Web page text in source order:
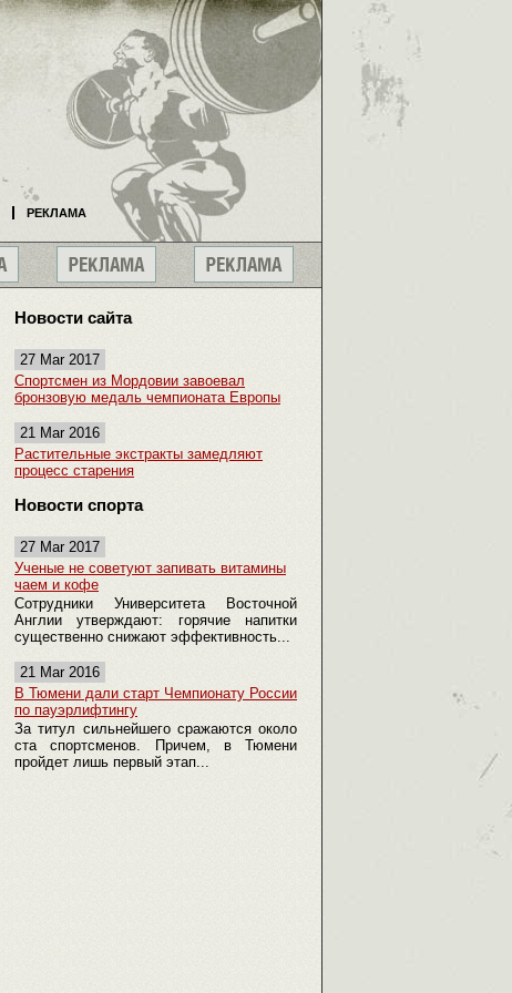
Новости сайта
27 Mar 2017
Спортсмен из Мордовии завоевал
бронзовую медаль чемпионата Европы
21 Mar 2016
Растительные экстракты замедляют
процесс старения
Новости спорта
27 Mar 2017
Ученые не советуют запивать витамины
чаем и кофе
Сотрудники Университета Восточной
Англии утверждают: горячие напитки
существенно снижают эффективность...
21 Mar 2016
В Тюмени дали старт Чемпионату России
по пауэрлифтингу
За титул сильнейшего сражаются около
ста спортсменов. Причем, в Тюмени
пройдет лишь первый этап...
РЕКЛАМА